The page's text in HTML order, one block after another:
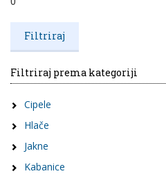
Filtriraj prema kategoriji
Cipele
Hlače
Jakne
Kabanice